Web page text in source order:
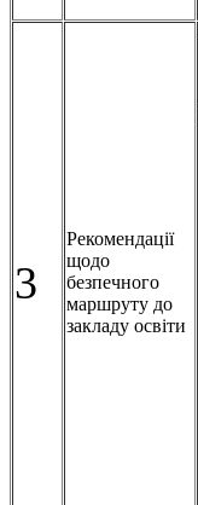
3
Рекомендації
щодо
безпечного
маршруту до
закладу освіти